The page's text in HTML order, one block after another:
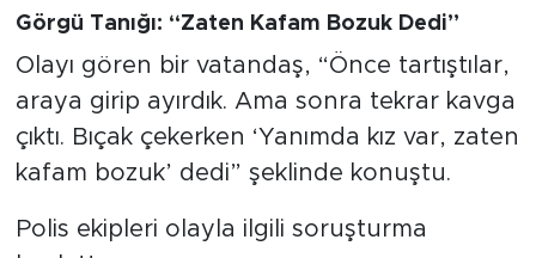
Görgü Tanığı: “Zaten Kafam Bozuk Dedi”
Olayı gören bir vatandaş, “Önce tartıştılar,
araya girip ayırdık. Ama sonra tekrar kavga
çıktı. Bıçak çekerken ‘Yanımda kız var, zaten
kafam bozuk’ dedi” şeklinde konuştu.
Polis ekipleri olayla ilgili soruşturma